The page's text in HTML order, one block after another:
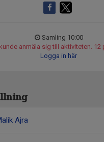
Samling 10:00
anmäla sig till aktiviteten. 12
Logga in här
Ajra